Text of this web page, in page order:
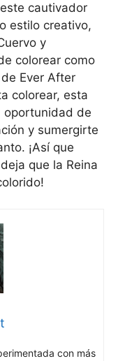
cautivador
estilo creativo,
y
colorear como
Ever After
colorear, esta
oportunidad de
y sumergirte
¡Así que
que la Reina
con más